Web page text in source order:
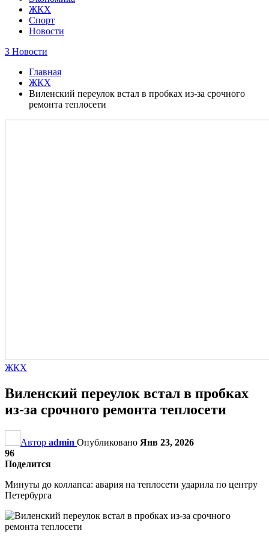
ЖКХ
Спорт
Новости
3 Новости
Главная
ЖКХ
Виленский переулок встал в пробках из-за срочного
ремонта теплосети
ЖКХ
Виленский переулок встал в пробках
из-за срочного ремонта теплосети
Автор admin Опубликовано Янв 23, 2026
96
Поделится
Минуты до коллапса: авария на теплосети ударила по центру
Петербурга